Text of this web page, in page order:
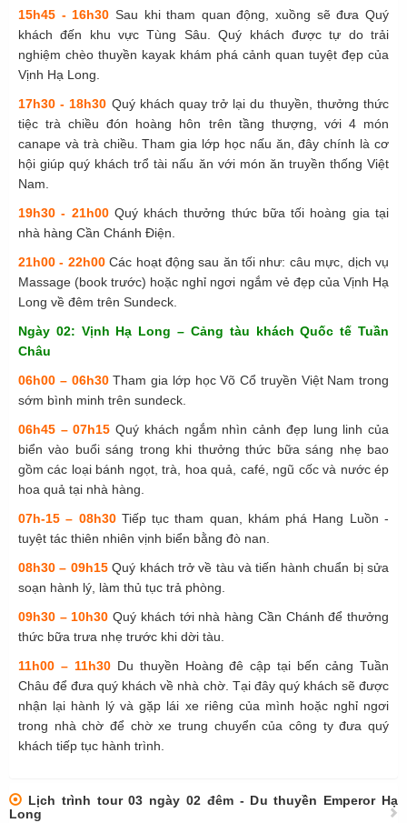
15h45 - 16h30 Sau khi tham quan động, xuồng sẽ đưa Quý
khách đến khu vực Tùng Sâu. Quý khách được tự do trải
nghiệm chèo thuyền kayak khám phá cảnh quan tuyệt đẹp của
Vịnh Hạ Long.
17h30 - 18h30 Quý khách quay trở lại du thuyền, thưởng thức
tiệc trà chiều đón hoàng hôn trên tầng thượng, với 4 món
canape và trà chiều. Tham gia lớp học nấu ăn, đây chính là cơ
hội giúp quý khách trổ tài nấu ăn với món ăn truyền thống Việt
Nam.
19h30 - 21h00Quý khách thưởng thức bữa tối hoàng gia tại
nhà hàng Cần Chánh Điện.
21h00 - 22h00Các hoạt động sau ăn tối như: câu mực, dịch vụ
Massage (book trước) hoặc nghỉ ngơi ngắm vẻ đẹp của Vịnh Hạ
Long về đêm trên Sundeck.
Ngày 02: Vịnh Hạ Long – Cảng tàu khách Quốc tế Tuần
Châu
06h00 – 06h30Tham gia lớp học Võ Cổ truyền Việt Nam trong
sớm bình minh trên sundeck.
06h45 – 07h15 Quý khách ngắm nhìn cảnh đẹp lung linh của
biển vào buổi sáng trong khi thưởng thức bữa sáng nhẹ bao
gồm các loại bánh ngọt, trà, hoa quả, café, ngũ cốc và nước ép
hoa quả tại nhà hàng.
07h-15 – 08h30Tiếp tục tham quan, khám phá Hang Luồn -
tuyệt tác thiên nhiên vịnh biển bằng đò nan.
08h30 – 09h15Quý khách trở về tàu và tiến hành chuẩn bị sửa
soạn hành lý, làm thủ tục trả phòng.
09h30 – 10h30 Quý khách tới nhà hàng Cần Chánh để thưởng
thức bữa trưa nhẹ trước khi dời tàu.
11h00 – 11h30 Du thuyền Hoàng đê cập tại bến cảng Tuần
Châu để đưa quý khách về nhà chờ. Tại đây quý khách sẽ được
nhận lại hành lý và gặp lái xe riêng của mình hoặc nghỉ ngơi
trong nhà chờ để chờ xe trung chuyển của công ty đưa quý
khách tiếp tục hành trình.
Lịch trình tour 03 ngày 02 đêm - Du thuyền Emperor Hạ
Long